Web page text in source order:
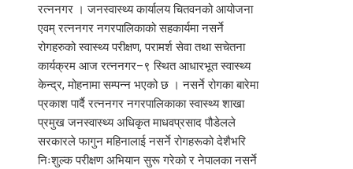
रत्ननगर । जनस्वास्थ्य कार्यालय चितवनको आयोजना
एवम् रत्ननगर नगरपालिकाको सहकार्यमा नसर्ने
रोगहरुको स्वास्थ्य परीक्षण, परामर्श सेवा तथा सचेतना
कार्यक्रम आज रत्ननगर–९ स्थित आधारभूत स्वास्थ्य
केन्द्र, मोहनामा सम्पन्न भएको छ । नसर्ने रोगका बारेमा
प्रकाश पार्दै रत्ननगर नगरपालिकाका स्वास्थ्य शाखा
प्रमुख जनस्वास्थ्य अधिकृत माधवप्रसाद पौडेलले
सरकारले फागुन महिनालाई नसर्ने रोगहरूको देशैभरि
निःशुल्क परीक्षण अभियान सुरू गरेको र नेपालका नसर्ने